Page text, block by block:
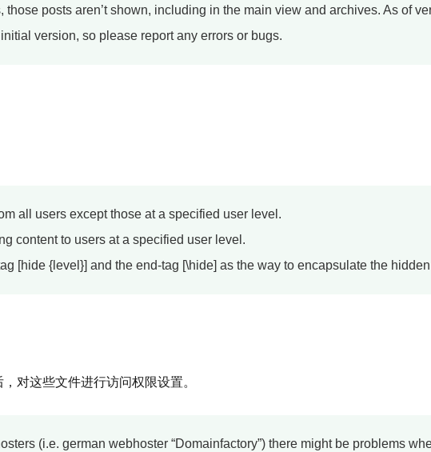
those posts aren’t shown, including in the main view and archives. As of
version, so please report any errors or bugs.
all users except those at a specified user level.
content to users at a specified user level.
[hide {level}] and the end-tag [\hide] as the way to encapsulate the
对这些文件进行访问权限设置。
(i.e. german webhoster “Domainfactory”) there might be problems